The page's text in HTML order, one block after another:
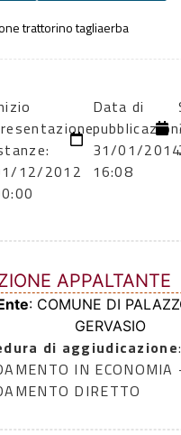
trattorino tagliaerba
12/2012
Data di
31/01/2014
16:08
APPALTANTE
: COMUNE DI
GERVASIO
di aggiudicazione
IN ECONOMIA
DIRETTO